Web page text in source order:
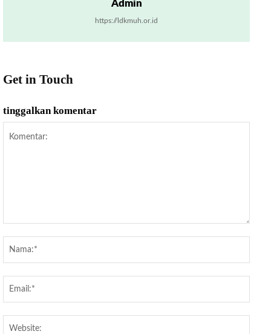
Admin
https://ldkmuh.or.id
Get in Touch
tinggalkan komentar